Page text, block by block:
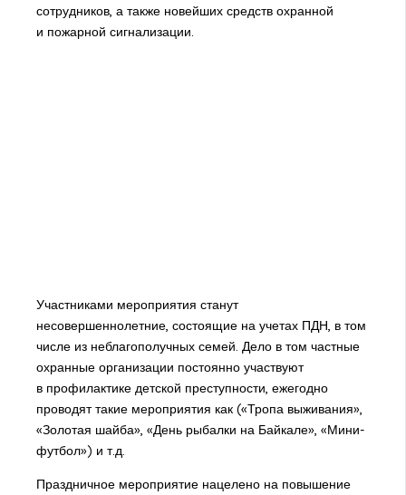
сотрудников, а также новейших средств охранной
и пожарной сигнализации.
Участниками мероприятия станут
несовершеннолетние, состоящие на учетах ПДН, в том
числе из неблагополучных семей. Дело в том частные
охранные организации постоянно участвуют
в профилактике детской преступности, ежегодно
проводят такие мероприятия как («Тропа выживания»,
«Золотая шайба», «День рыбалки на Байкале», «Мини-
футбол») и т.д.
Праздничное мероприятие нацелено на повышение